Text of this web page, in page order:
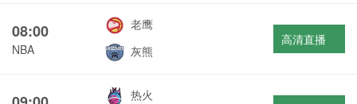
08:00
NBA
老鹰
灰熊
高清直播
热火